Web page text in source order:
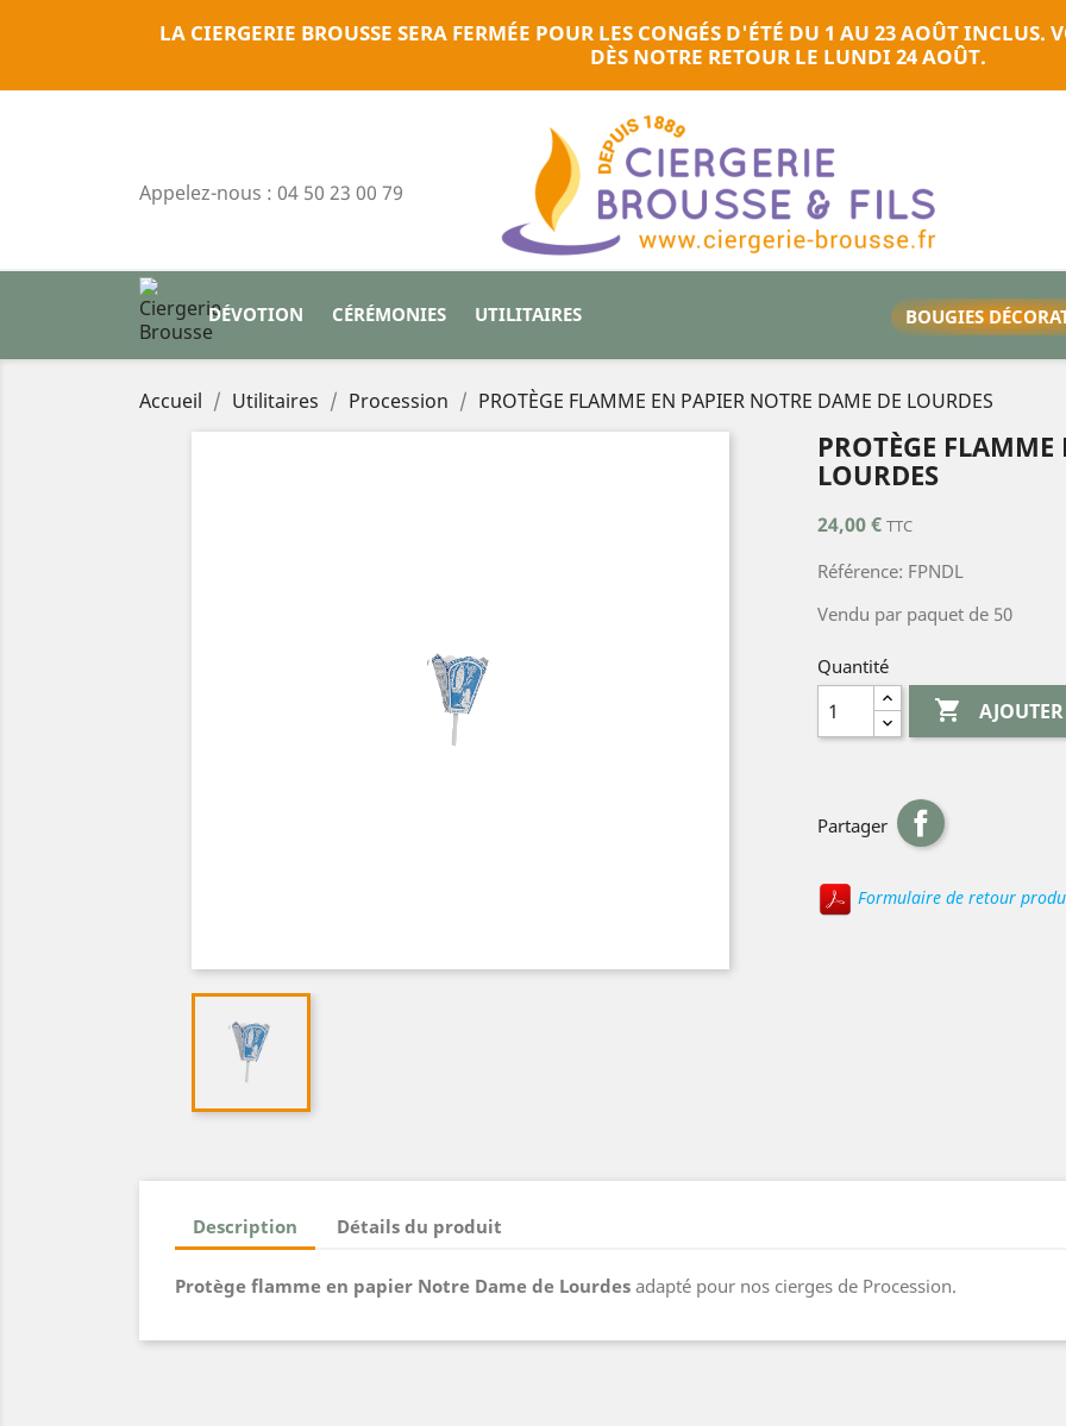
LA CIERGERIE BROUSSE SERA FERMÉE POUR LES CONGÉS D'ÉTÉ DU 1 AU 23 AOÛT INCLUS.
DÈS NOTRE RETOUR LE LUNDI 24 AOÛT.
Appelez-nous : 04 50 23 00 79
DÉVOTION CÉRÉMONIES UTILITAIRES BOUGIES
Accueil Utilitaires Procession PROTÈGE FLAMME EN PAPIER NOTRE DAME DE LOURDES
PROTÈGE
LOURDES
24,00 € TTC
Référence: FPNDL
Vendu par paquet de 50
Quantité

Partager
Formulaire de retour
Description Détails du produit
Protège flamme en papier Notre Dame de Lourdes adapté pour nos cierges de Procession.